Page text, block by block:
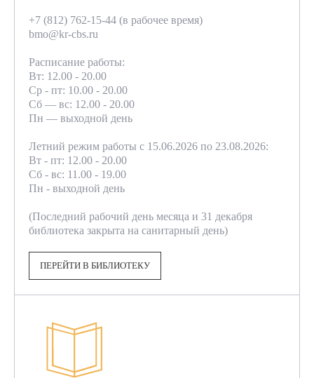
+7 (812) 762-15-44 (в рабочее время)
bmo@kr-cbs.ru
Расписание работы:
Вт: 12.00 - 20.00
Ср - пт: 10.00 - 20.00
Сб — вс: 12.00 - 20.00
Пн — выходной день
Летний режим работы с 15.06.2026 по 23.08.2026:
Вт - пт: 12.00 - 20.00
Сб - вс: 11.00 - 19.00
Пн - выходной день
(Последний рабочий день месяца и 31 декабря
библиотека закрыта на санитарный день)
ПЕРЕЙТИ В БИБЛИОТЕКУ